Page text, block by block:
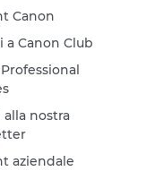
Canon
a Canon Club
alla nostra
aziendale